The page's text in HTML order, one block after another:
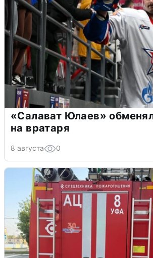
«Салават Юлаев»
на вратаря
8 августа 0